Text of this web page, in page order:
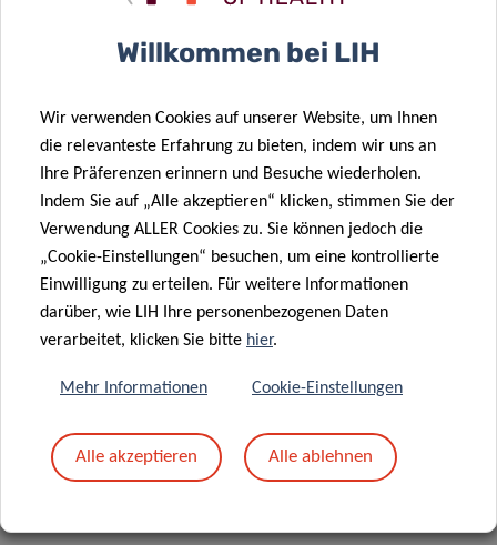
Nachricht
Mit dem Absenden Ihrer Nachricht erklären Sie
sich einverstanden mit
die LIH-
Willkommen bei LIH
Wir verwenden Cookies auf unserer Website, um Ihnen
die relevanteste Erfahrung zu bieten, indem wir uns an
Ihre Präferenzen erinnern und Besuche wiederholen.
Indem Sie auf „Alle akzeptieren“ klicken, stimmen Sie der
Verwendung ALLER Cookies zu. Sie können jedoch die
„Cookie-Einstellungen“ besuchen, um eine kontrollierte
Einwilligung zu erteilen. Für weitere Informationen
darüber, wie LIH Ihre personenbezogenen Daten
verarbeitet, klicken Sie bitte hier.
Mehr Informationen Cookie-Einstellungen
Alle akzeptieren Alle ablehnen